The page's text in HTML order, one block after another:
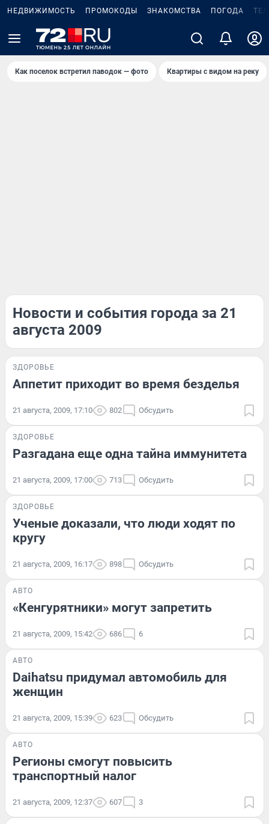
НЕДВИЖИМОСТЬ ПРОМОКОДЫ ЗНАКОМСТВА ПОГОДА
Как поселок встретил паводок — фото Квартиры с видом на реку
Новости и события города за 21
августа 2009
ЗДОРОВЬЕ
Аппетит приходит во время безделья
21 августа, 2009, 17:10 802 Обсудить
ЗДОРОВЬЕ
Разгадана еще одна тайна иммунитета
21 августа, 2009, 17:00 713 Обсудить
ЗДОРОВЬЕ
Ученые доказали, что люди ходят по
кругу
21 августа, 2009, 16:17 898 Обсудить
АВТО
«Кенгурятники» могут запретить
21 августа, 2009, 15:42 686 6
АВТО
Daihatsu придумал автомобиль для
женщин
21 августа, 2009, 15:39 623 Обсудить
АВТО
Регионы смогут повысить
транспортный налог
21 августа, 2009, 12:37 607 3